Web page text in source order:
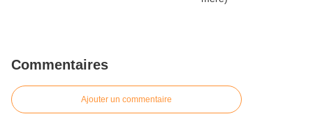
Commentaires
Ajouter un commentaire